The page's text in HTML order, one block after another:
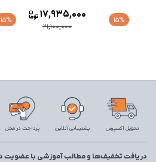
15%
21,100,000
17,935,000
15%
تحویل اکسپرس پشتیبانی آنلاین پرداخت در محل
دریافت تخفیف‌ها و مطالب آموزشی با عضویت